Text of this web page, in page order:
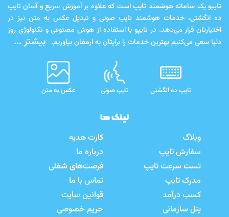
تایپو یک سامانه هوشمند تایپ است که علاوه بر آموزش سریع و آسان تایپ
ده انگشتی، خدمات هوشمند تایپ صوتی و تبدیل عکس به متن نیز در
اختیارتان قرار می‌دهد. در تایپو با استفاده از هوش مصنوعی و تکنولوژی روز
دنیا سعی می‌کنیم بهترین خدمات را برایتان به ارمغان بیاوریم. بیشتر ...
تایپ ده انگشتی تایپ صوتی عکس به متن
لینک ها
وبلاگ
سفارش تایپ
تست سرعت تایپ
مدرک تایپ
کسب درآمد
پنل سازمانی
کارت هدیه
درباره ما
فرصت‌های شغلی
تماس با ما
قوانین سایت
حریم خصوصی